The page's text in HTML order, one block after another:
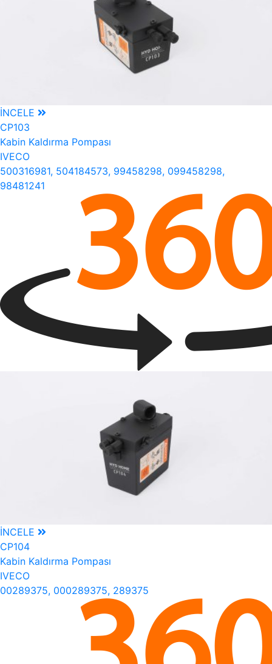
İNCELE
CP103
Kabin Kaldırma Pompası
IVECO
500316981, 504184573, 99458298, 099458298,
98481241
İNCELE
CP104
Kabin Kaldırma Pompası
IVECO
00289375, 000289375, 289375